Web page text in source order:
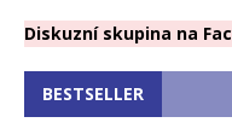
Diskuzní skupina na
BESTSELLER